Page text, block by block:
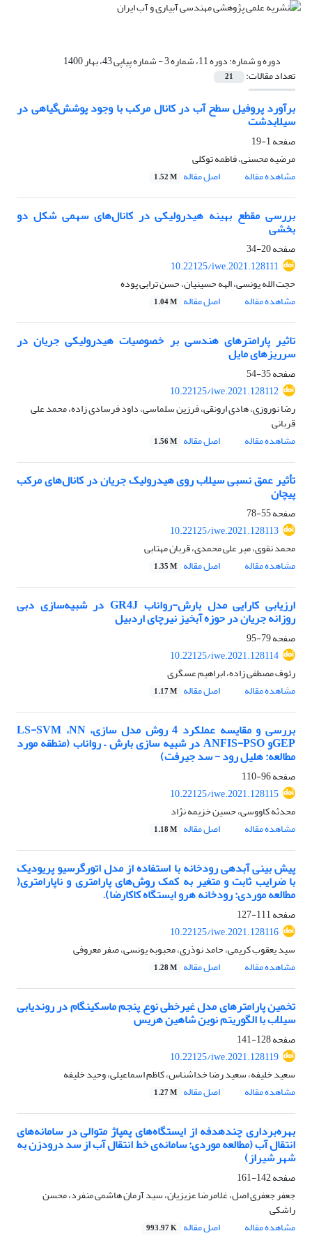
دوره و شماره:دوره 11، شماره 3 - شماره پیاپی 43، بهار 1400
تعداد مقالات: 21
برآورد پروفیل سطح آب در کانال مرکب با وجود پوشش‌گیاهی در
سیلابدشت
صفحه1-19
مرضیه محسنی، فاطمه توکلی
مشاهده مقاله
اصل مقاله 1.52 M
بررسی مقطع بهینه هیدرولیکی در کانال‌های سهمی شکل دو
بخشی
صفحه20-34
10.22125/iwe.2021.128111
حجت الله یونسی، الهه حسینیان، حسن ترابی پوده
مشاهده مقاله
اصل مقاله 1.04 M
تاثیر پارامترهای هندسی بر خصوصیات هیدرولیکی جریان در
سرریزهای مایل
صفحه35-54
10.22125/iwe.2021.128112
رضا نوروزی، هادی ارونقی، فرزین سلماسی، داود فرسادی زاده، محمد علی
قربانی
مشاهده مقاله
اصل مقاله 1.56 M
تأثیر عمق نسبی سیلاب روی هیدرولیک جریان در کانال‌های مرکب
پیچان
صفحه55-78
10.22125/iwe.2021.128113
محمد نقوی، میر علی محمدی، قربان مهتابی
مشاهده مقاله
اصل مقاله 1.35 M
ارزیابی کارایی مدل بارش-رواناب GR4J در شبیه‌سازی دبی
روزانه جریان در حوزه آبخیز نیرچای اردبیل
صفحه79-95
10.22125/iwe.2021.128114
رئوف مصطفی زاده، ابراهیم عسگری
مشاهده مقاله
اصل مقاله 1.17 M
بررسی و مقایسه عملکرد 4 روش مدل سازیLS-SVM ،NN ،
GEPو ANFIS-PSO در شبیه سازی بارش – رواناب (منطقه مورد
مطالعه: هلیل رود - سد جیرفت)
صفحه96-110
10.22125/iwe.2021.128115
محدثه کاووسی، حسین خزیمه نژاد
مشاهده مقاله
اصل مقاله 1.18 M
پیش بینی آبدهی رودخانه با استفاده از مدل اتورگرسیو پریودیک
با ضرایب ثابت و متغیر به کمک روش‌های پارامتری و ناپارامتری(
مطالعه موردی: رودخانه هرو ایستگاه کاکارضا).
صفحه111-127
10.22125/iwe.2021.128116
سید یعقوب کریمی، حامد نوذری، محبوبه یونسی، صفر معروفی
مشاهده مقاله
اصل مقاله 1.28 M
تخمین پارامترهای مدل غیرخطی نوع پنجم ماسکینگام در روندیابی
سیلاب با الگوریتم نوین شاهین هریس
صفحه128-141
10.22125/iwe.2021.128119
سعید خلیفه، سعید رضا خداشناس، کاظم اسماعیلی، وحید خلیفه
مشاهده مقاله
اصل مقاله 1.27 M
بهره‌برداری چندهدفه از ایستگاه‌های پمپاژ متوالی در سامانه‌های
انتقال آب (مطالعه موردی: سامانه‌ی خط انتقال آب از سد درودزن به
شهر شیراز)
صفحه142-161
جعفر جعفری اصل، غلامرضا عزیزیان، سید آرمان هاشمی منفرد، محسن
راشکی
مشاهده مقاله
اصل مقاله 993.97 K